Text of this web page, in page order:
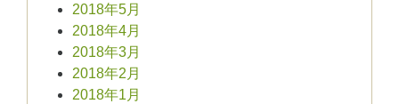
2018年5月
2018年4月
2018年3月
2018年2月
2018年1月